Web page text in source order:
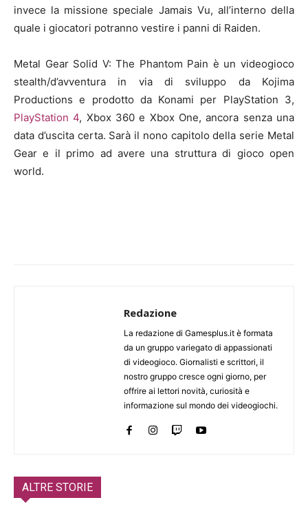
invece la missione speciale Jamais Vu, all’interno della
quale i giocatori potranno vestire i panni di Raiden.
Metal Gear Solid V: The Phantom Pain è un videogioco
stealth/d’avventura in via di sviluppo da Kojima
Productions e prodotto da Konami per PlayStation 3,
PlayStation 4, Xbox 360 e Xbox One, ancora senza una
data d’uscita certa. Sarà il nono capitolo della serie Metal
Gear e il primo ad avere una struttura di gioco open
world.
Redazione
La redazione di Gamesplus.it è formata
da un gruppo variegato di appassionati
di videogioco. Giornalisti e scrittori, il
nostro gruppo cresce ogni giorno, per
offrire ai lettori novità, curiosità e
informazione sul mondo dei videogiochi.
ALTRE STORIE